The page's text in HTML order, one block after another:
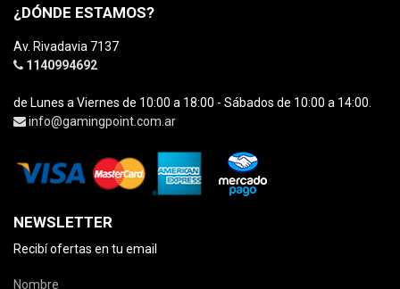
¿DÓNDE ESTAMOS?
Av. Rivadavia 7137
1140994692
de Lunes a Viernes de 10:00 a 18:00 - Sábados de 10:00 a 14:00.
info@gamingpoint.com.ar
NEWSLETTER
Recibí ofertas en tu email